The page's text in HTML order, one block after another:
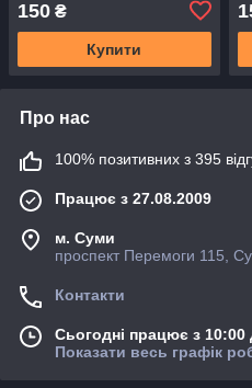
150 ₴
Купити
Про нас
100% позитивних з 395
Працює з 27.08.2009
м. Суми
проспект Перемоги 115,
Контакти
Сьогодні працює з 10:00
Показати весь графік